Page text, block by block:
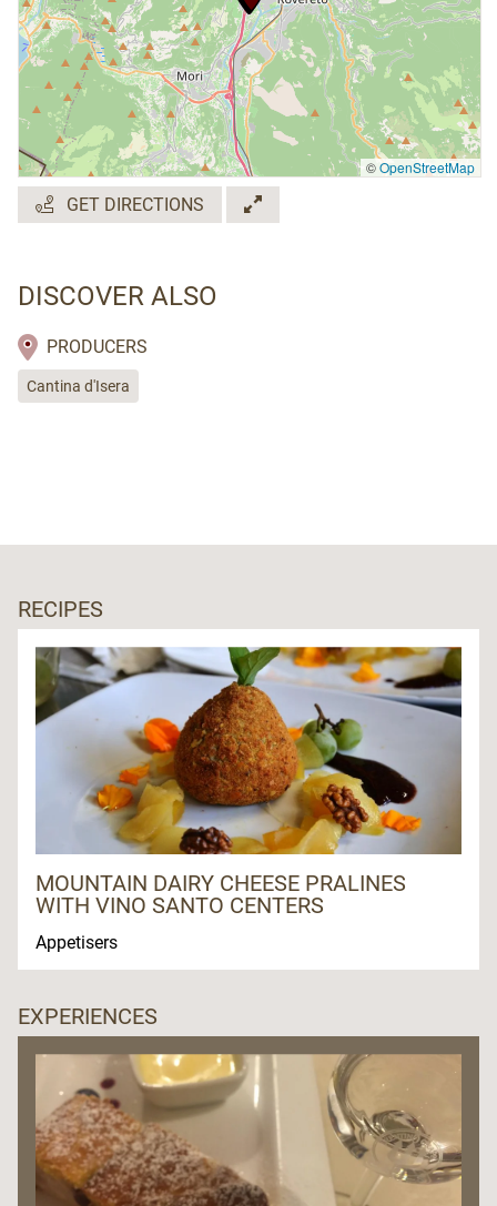
©OpenStreetMap
GET DIRECTIONS
DISCOVER ALSO
PRODUCERS
Cantina d'Isera
RECIPES
MOUNTAIN DAIRY CHEESE PRALINES
WITH VINO SANTO CENTERS
Appetisers
EXPERIENCES